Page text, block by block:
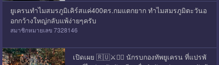
ยูเครนทำไมสมรภูมิเคิร์สแค่400ตร.กมแตกยาก ทำไมสมรภูมิตะวันอ
อกกว้างใหญ่กลับแพ้ง่ายๆครับ
สมาชิกหมายเลข 7328146
เปิดเผย 🇷🇺⚔🏴‍☠ นักรบกองทัพยูเครน ที่แปรพั